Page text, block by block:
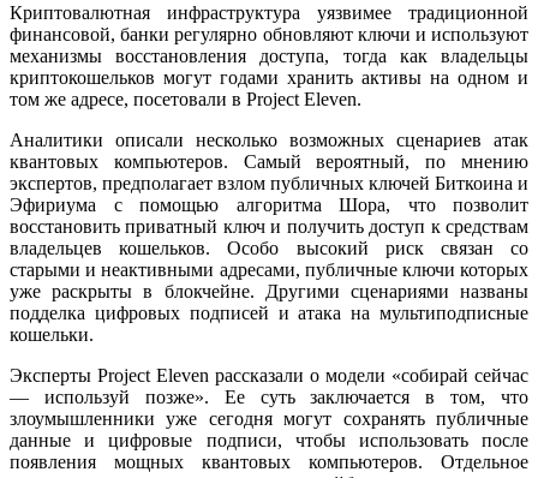
Криптовалютная инфраструктура уязвимее традиционной
финансовой, банки регулярно обновляют ключи и используют
механизмы восстановления доступа, тогда как владельцы
криптокошельков могут годами хранить активы на одном и
том же адресе, посетовали в Project Eleven.
Аналитики описали несколько возможных сценариев атак
квантовых компьютеров. Самый вероятный, по мнению
экспертов, предполагает взлом публичных ключей Биткоина и
Эфириума с помощью алгоритма Шора, что позволит
восстановить приватный ключ и получить доступ к средствам
владельцев кошельков. Особо высокий риск связан со
старыми и неактивными адресами, публичные ключи которых
уже раскрыты в блокчейне. Другими сценариями названы
подделка цифровых подписей и атака на мультиподписные
кошельки.
Эксперты Project Eleven рассказали о модели «собирай сейчас
— используй позже». Ее суть заключается в том, что
злоумышленники уже сегодня могут сохранять публичные
данные и цифровые подписи, чтобы использовать после
появления мощных квантовых компьютеров. Отдельное